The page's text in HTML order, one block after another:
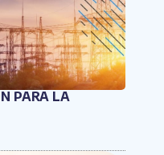
PARA LA